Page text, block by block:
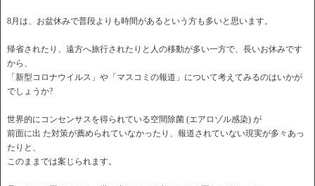
8月は、お盆休みで普段よりも時間があるという方も多いと思います。
帰省されたり、遠方へ旅行されたりと人の移動が多い一方で、長いお休みです
から、
「新型コロナウイルス」や「マスコミの報道」について考えてみるのはいかが
でしょうか?
世界的にコンセンサスを得られている空間除菌 (エアロゾル感染) が
前面に出 た対策が薦められていなかったり、報道されていない現実が多々あっ
たりと、
このままでは案じられます。